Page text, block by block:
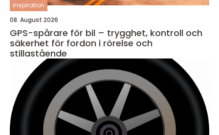
inspiration
08. August 2026
GPS-spårare för bil – trygghet, kontroll och
säkerhet för fordon i rörelse och
stillastående